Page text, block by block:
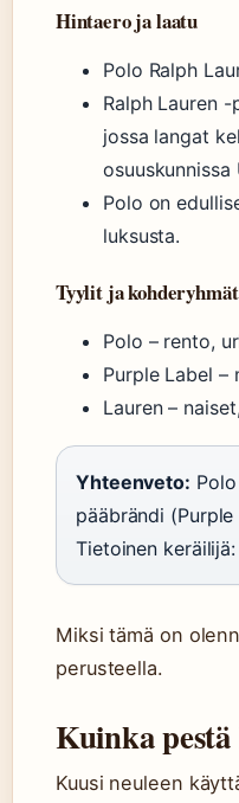
Hintaero ja laatu
Polo Ralph
Ralph Lauren
jossa langat
osuuskunnissa
Polo on
luksusta.
Tyylit ja kohderyhmät
Polo – rento,
Purple Label –
Lauren –
Yhteenveto:
pääbrändi
Tietoinen
Miksi tämä on
perusteella.
Kuinka
Kuusi neuleen